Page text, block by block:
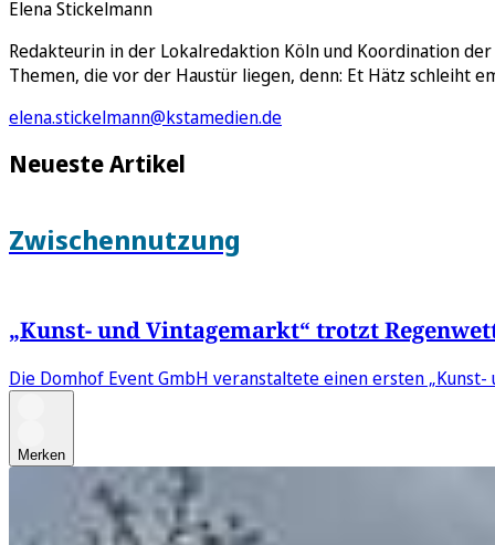
Elena Stickelmann
Redakteurin in der Lokalredaktion Köln und Koordination
Themen, die vor der Haustür liegen, denn: Et Hätz schleiht
elena.stickelmann@kstamedien.de
Neueste Artikel
Zwischennutzung
„Kunst- und Vintagemarkt“ trotzt
Die Domhof Event GmbH veranstaltete einen ersten
Merken